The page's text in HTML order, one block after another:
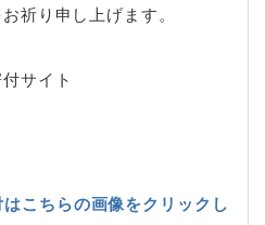
祈り申し上げます。
サイト
こちらの画像をクリックし